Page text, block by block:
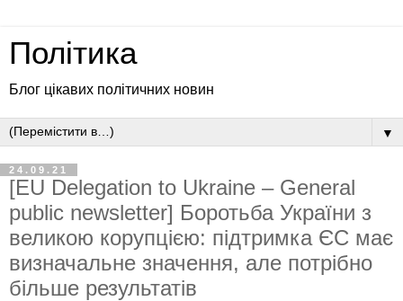
Політика
Блог цікавих політичних новин
▼
24.09.21
[EU Delegation to Ukraine – General
public newsletter] Боротьба України з
великою корупцією: підтримка ЄС має
визначальне значення, але потрібно
більше результатів